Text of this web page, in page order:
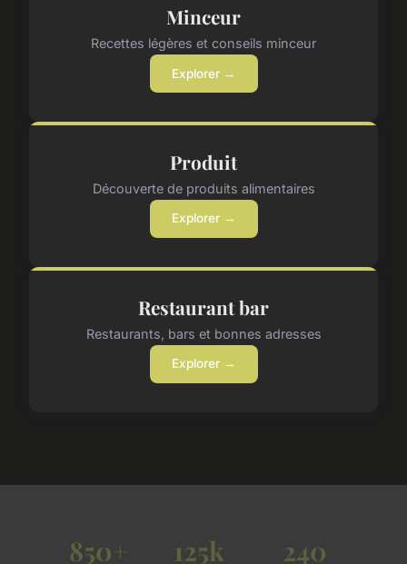
Minceur
Recettes légères et conseils minceur
Explorer →
Produit
Découverte de produits alimentaires
Explorer →
Restaurant bar
Restaurants, bars et bonnes adresses
Explorer →
850+ 125k 240